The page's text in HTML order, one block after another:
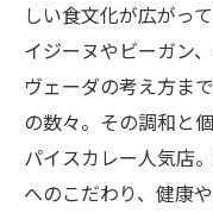
しい食文化が広がっ
イジーヌやビーガン
ヴェーダの考え方ま
の数々。その調和と
パイスカレー人気店
へのこだわり、健康